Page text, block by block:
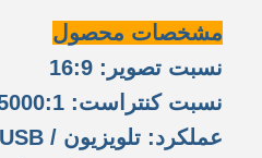
مشخصات محصول
نسبت تصویر: 16:9
نسبت کنتراست: 5000:1
عملکرد: تلویزیون / AV / HDMI / USB